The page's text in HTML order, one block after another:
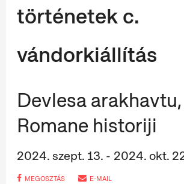
történetek c.
vándorkiállítás
Devlesa
Romane historiji
2024. szept. 13. - 2024. okt.
MEGOSZTÁS E-MAIL